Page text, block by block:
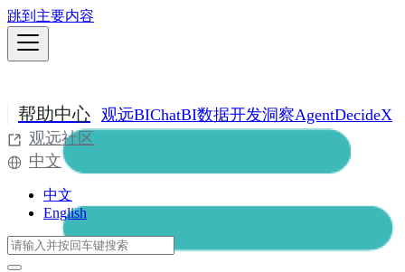
跳到主要内容
帮助中心 观远BIChatBI数据开发洞察AgentDecideX
观远社区
中文
中文
English